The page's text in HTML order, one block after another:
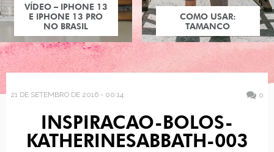
VÍDEO – IPHONE 13
E IPHONE 13 PRO
NO BRASIL
COMO USAR:
TAMANCO
21 DE SETEMBRO DE 2016 - 00:14 0
INSPIRACAO-BOLOS-
KATHERINESABBATH-003